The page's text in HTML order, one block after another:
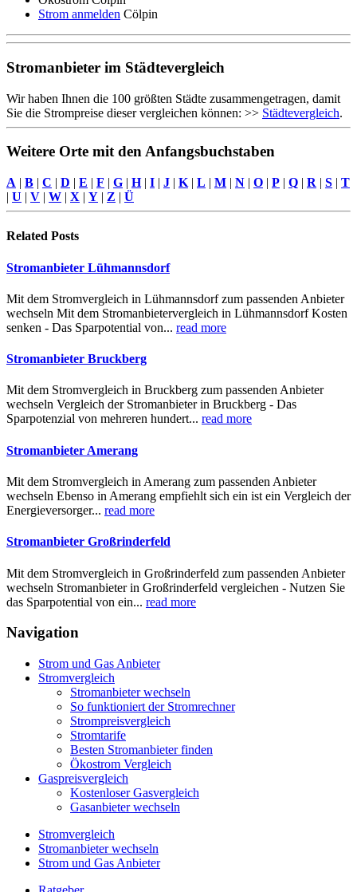
Strom anmelden Cölpin
Stromanbieter im Städtevergleich
Wir haben Ihnen die 100 größten Städte zusammengetragen, damit
Sie die Strompreise dieser vergleichen können: >> Städtevergleich.
Weitere Orte mit den Anfangsbuchstaben
A | B | C | D | E | F | G | H| I | J | K | L | M | N | O | P | Q | R | S | T
| U | V | W | X | Y | Z | Ü
Related Posts
Stromanbieter Lühmannsdorf
Mit dem Stromvergleich in Lühmannsdorf zum passenden Anbieter
wechseln Mit dem Stromanbietervergleich in Lühmannsdorf Kosten
senken - Das Sparpotential von... read more
Stromanbieter Bruckberg
Mit dem Stromvergleich in Bruckberg zum passenden Anbieter
wechseln Vergleich der Stromanbieter in Bruckberg - Das
Sparpotenzial von mehreren hundert... read more
Stromanbieter Amerang
Mit dem Stromvergleich in Amerang zum passenden Anbieter
wechseln Ebenso in Amerang empfiehlt sich ein ist ein Vergleich der
Energieversorger... read more
Stromanbieter Großrinderfeld
Mit dem Stromvergleich in Großrinderfeld zum passenden Anbieter
wechseln Stromanbieter in Großrinderfeld vergleichen - Nutzen Sie
das Sparpotential von ein... read more
Navigation
Strom und Gas Anbieter
Stromvergleich
Stromanbieter wechseln
So funktioniert der Stromrechner
Strompreisvergleich
Stromtarife
Besten Stromanbieter finden
Ökostrom Vergleich
Gaspreisvergleich
Kostenloser Gasvergleich
Gasanbieter wechseln
Stromvergleich
Stromanbieter wechseln
Strom und Gas Anbieter